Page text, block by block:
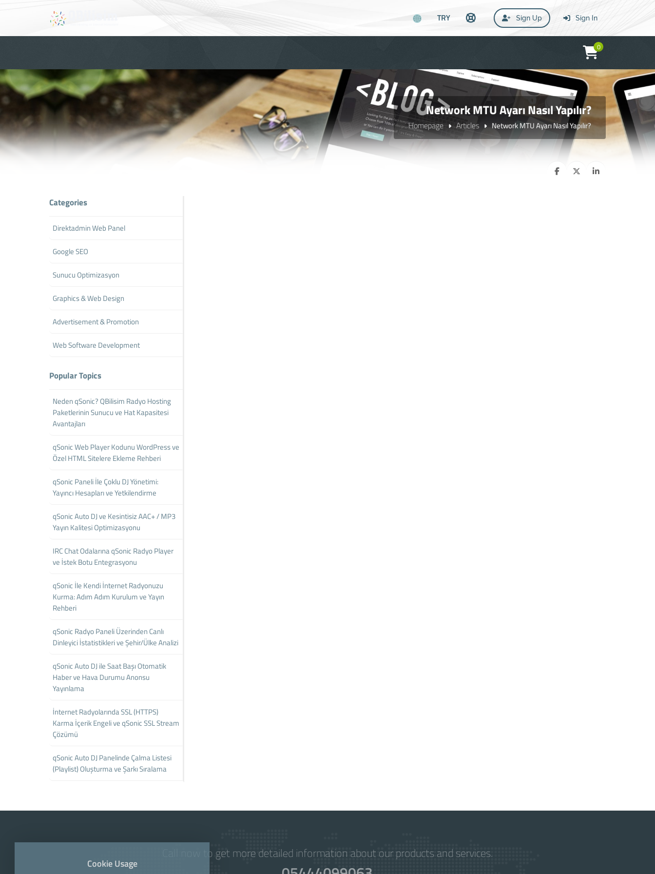
Sign In
Sign Up
TRY
0
Network MTU Ayarı Nasıl Yapılır?
Homepage Articles Network MTU Ayarı Nasıl Yapılır?
Categories
Direktadmin Web Panel
Google SEO
Sunucu Optimizasyon
Graphics & Web Design
Advertisement & Promotion
Web Software Development
Popular Topics
Neden qSonic? QBilisim Radyo Hosting
Paketlerinin Sunucu ve Hat Kapasitesi
Avantajları
qSonic Web Player Kodunu WordPress ve
Özel HTML Sitelere Ekleme Rehberi
qSonic Paneli İle Çoklu DJ Yönetimi:
Yayıncı Hesapları ve Yetkilendirme
qSonic Auto DJ ve Kesintisiz AAC+ / MP3
Yayın Kalitesi Optimizasyonu
IRC Chat Odalarına qSonic Radyo Player
ve İstek Botu Entegrasyonu
qSonic İle Kendi İnternet Radyonuzu
Kurma: Adım Adım Kurulum ve Yayın
Rehberi
qSonic Radyo Paneli Üzerinden Canlı
Dinleyici İstatistikleri ve Şehir/Ülke Analizi
qSonic Auto DJ ile Saat Başı Otomatik
Haber ve Hava Durumu Anonsu
Yayınlama
İnternet Radyolarında SSL (HTTPS)
Karma İçerik Engeli ve qSonic SSL Stream
Çözümü
qSonic Auto DJ Panelinde Çalma Listesi
(Playlist) Oluşturma ve Şarkı Sıralama
Call now to get more detailed information about our products and services.
Cookie Usage